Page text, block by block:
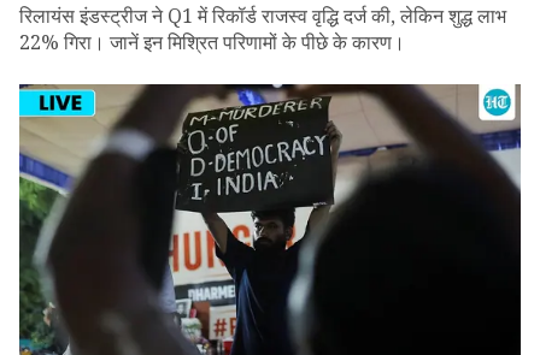
रिलायंस इंडस्ट्रीज ने Q1 में रिकॉर्ड राजस्व वृद्धि दर्ज की, लेकिन शुद्ध लाभ
22% गिरा। जानें इन मिश्रित परिणामों के पीछे के कारण।